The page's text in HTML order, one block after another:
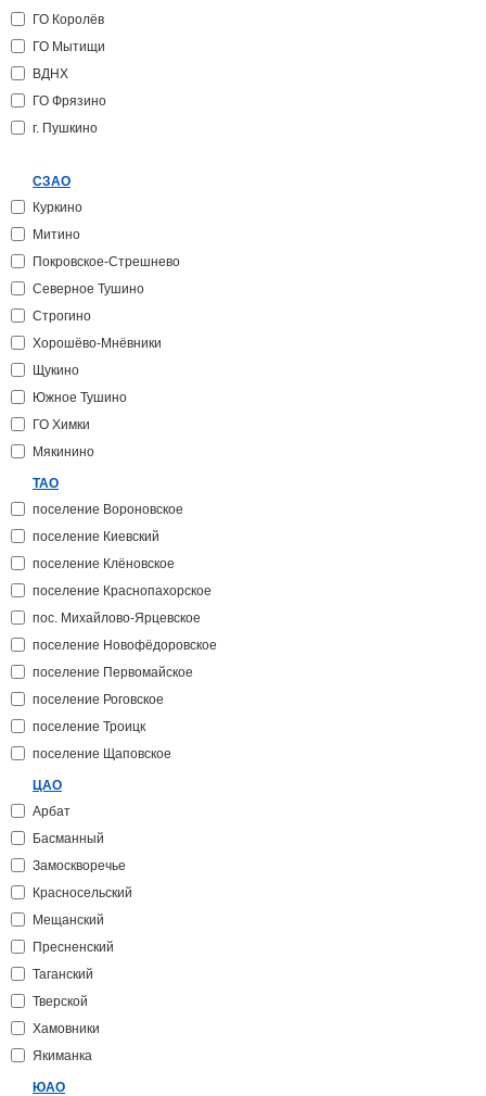
ГО Королёв
ГО Мытищи
ВДНХ
ГО Фрязино
г. Пушкино
СЗАО
Куркино
Митино
Покровское-Стрешнево
Северное Тушино
Строгино
Хорошёво-Мнёвники
Щукино
Южное Тушино
ГО Химки
Мякинино
ТАО
поселение Вороновское
поселение Киевский
поселение Клёновское
поселение Краснопахорское
пос. Михайлово-Ярцевское
поселение Новофёдоровское
поселение Первомайское
поселение Роговское
поселение Троицк
поселение Щаповское
ЦАО
Арбат
Басманный
Замоскворечье
Красносельский
Мещанский
Пресненский
Таганский
Тверской
Хамовники
Якиманка
ЮАО